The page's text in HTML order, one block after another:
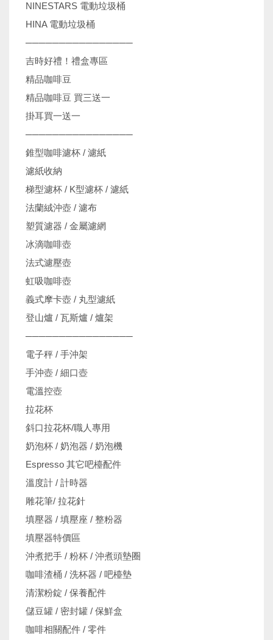
NINESTARS 電動垃圾桶
HINA 電動垃圾桶
────────────────
吉時好禮！禮盒專區
精品咖啡豆
精品咖啡豆 買三送一
掛耳買一送一
────────────────
錐型咖啡濾杯 / 濾紙
濾紙收納
梯型濾杯 / K型濾杯 / 濾紙
法蘭絨沖壺 / 濾布
塑質濾器 / 金屬濾網
冰滴咖啡壺
法式濾壓壺
虹吸咖啡壺
義式摩卡壺 / 丸型濾紙
登山爐 / 瓦斯爐 / 爐架
────────────────
電子秤 / 手沖架
手沖壺 / 細口壺
電溫控壺
拉花杯
斜口拉花杯/職人專用
奶泡杯 / 奶泡器 / 奶泡機
Espresso 其它吧檯配件
溫度計 / 計時器
雕花筆/ 拉花針
填壓器 / 填壓座 / 整粉器
填壓器特價區
沖煮把手 / 粉杯 / 沖煮頭墊圈
咖啡渣桶 / 洗杯器 / 吧檯墊
清潔粉錠 / 保養配件
儲豆罐 / 密封罐 / 保鮮盒
咖啡相關配件 / 零件